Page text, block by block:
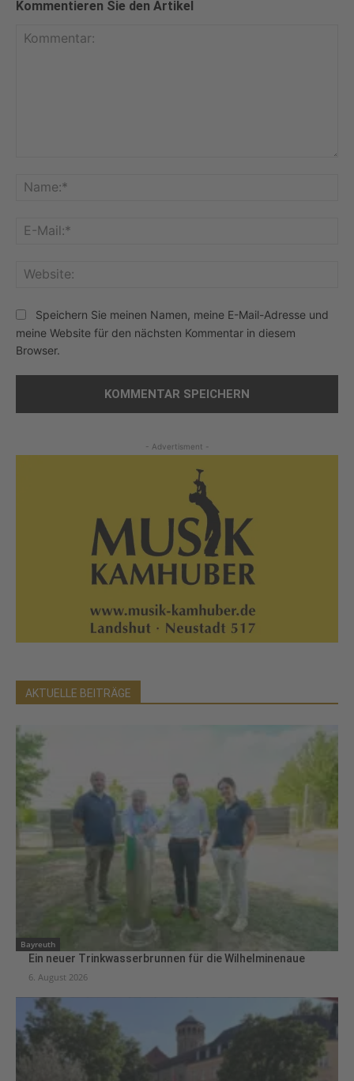
Kommentieren Sie den Artikel
Speichern Sie meinen Namen, meine E-Mail-Adresse und
meine Website für den nächsten Kommentar in diesem
Browser.
- Advertisment -
AKTUELLE BEITRÄGE
Bayreuth
Ein neuer Trinkwasserbrunnen für die Wilhelminenaue
6. August 2026